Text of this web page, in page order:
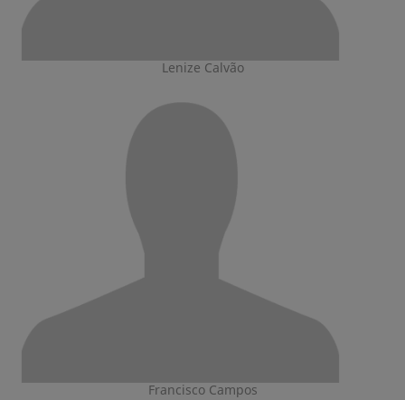
Lenize Calvão
Francisco Campos